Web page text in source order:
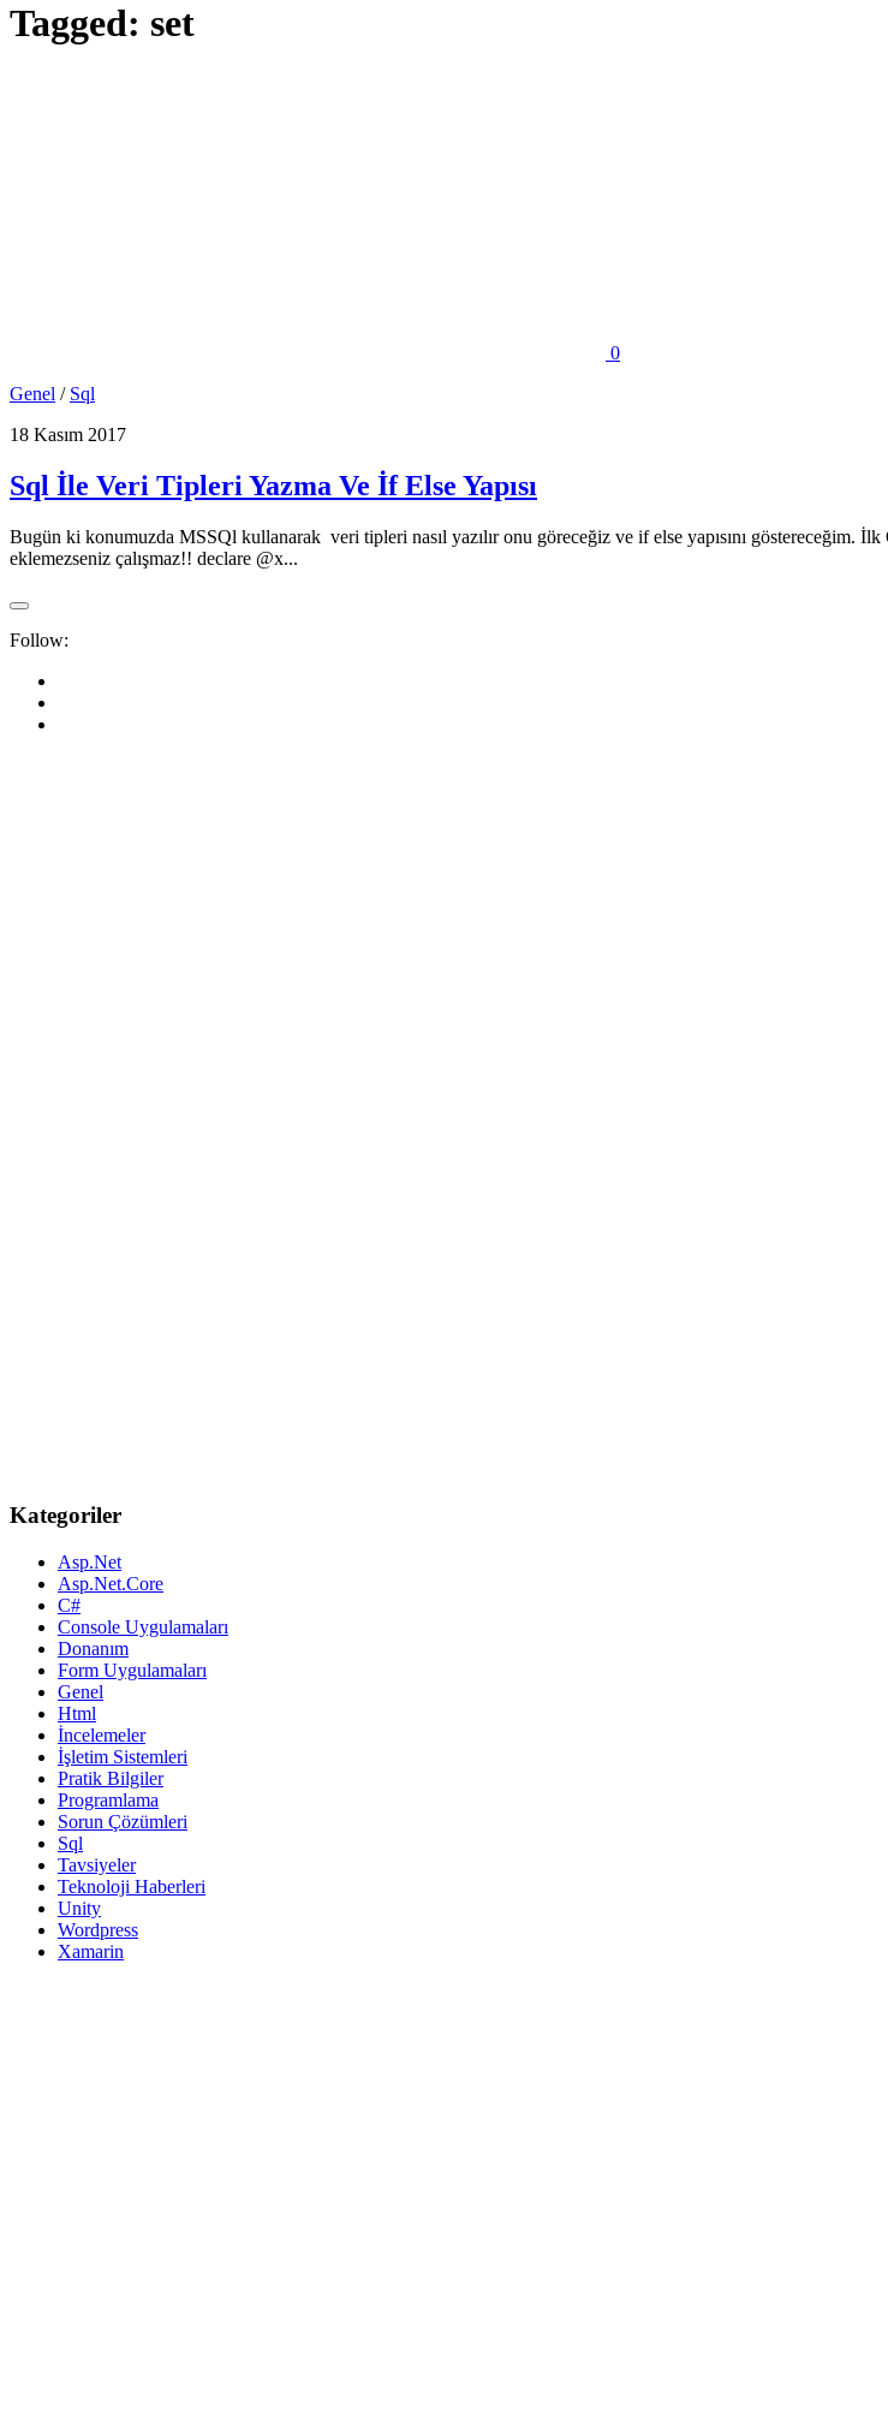
Tagged: set
0
Genel / Sql
18 Kasım 2017
Sql İle Veri Tipleri Yazma Ve İf Else Yapısı
Bugün ki konumuzda MSSQl kullanarak veri tipleri nasıl yazılır onu göreceğiz ve if else yapısını göstereceğim.
eklemezseniz çalışmaz!! declare @x...
Follow:
Kategoriler
Asp.Net
Asp.Net.Core
C#
Console Uygulamaları
Donanım
Form Uygulamaları
Genel
Html
İncelemeler
İşletim Sistemleri
Pratik Bilgiler
Programlama
Sorun Çözümleri
Sql
Tavsiyeler
Teknoloji Haberleri
Unity
Wordpress
Xamarin